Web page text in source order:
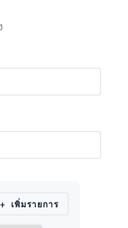
+ เพิ่มรายการ